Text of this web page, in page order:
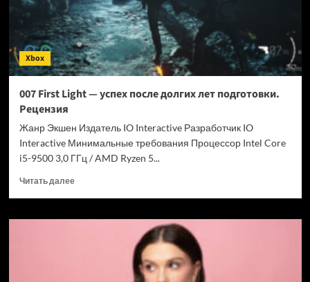
—
и
грузит
страницы
в
шесть
быстрее
Xbox
007 First Light — успех после долгих лет подготовки.
Рецензия
Жанр Экшен Издатель IO Interactive Разработчик IO
Interactive Минимальные требования Процессор Intel Core
i5-9500 3,0 ГГц / AMD Ryzen 5...
Читать далееПрочитать
007